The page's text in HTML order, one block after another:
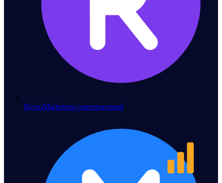
RevioMarketing conversacional